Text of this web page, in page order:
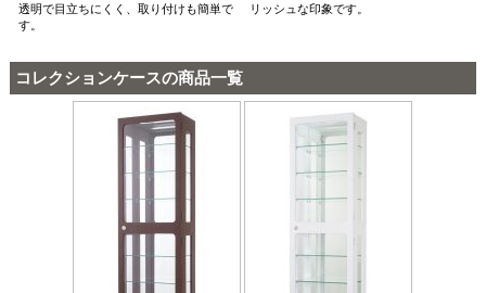
透明で目立ちにくく、取り付けも簡単で
す。
リッシュな印象です。
コレクションケースの商品一覧